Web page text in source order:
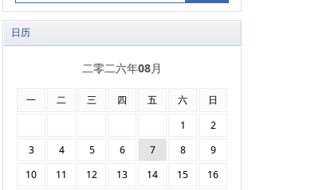
日历
二零二六年08月
一 二 三 四 五 六
日
1
2
3
4 5 6 7 8
9
10
11 12 13 14 15
16